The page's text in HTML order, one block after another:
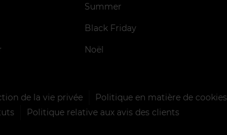
Summer
Black Friday
Noël
de la vie privée Politique en matière de cookies
Politique relative aux avis des clients